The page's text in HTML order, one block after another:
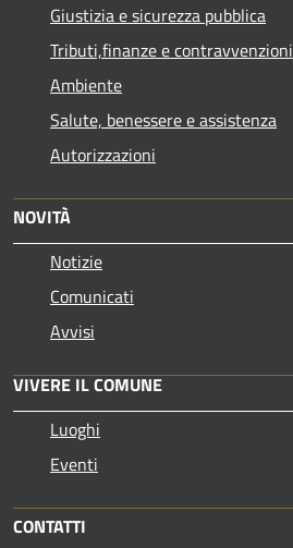
Giustizia e sicurezza pubblica
Tributi,finanze e contravvenzioni
Ambiente
Salute, benessere e assistenza
Autorizzazioni
NOVITÀ
Notizie
Comunicati
Avvisi
VIVERE IL COMUNE
Luoghi
Eventi
CONTATTI